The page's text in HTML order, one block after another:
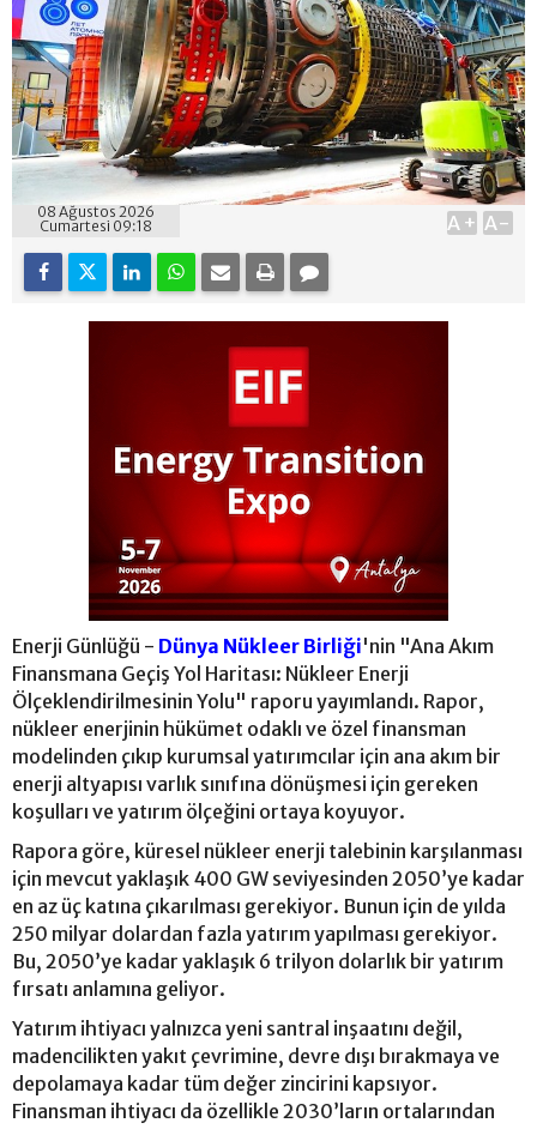
08 Ağustos 2026
Cumartesi 09:18
A+ A-
Enerji Günlüğü - Dünya Nükleer Birliği'nin "Ana Akım
Finansmana Geçiş Yol Haritası: Nükleer Enerji
Ölçeklendirilmesinin Yolu" raporu yayımlandı. Rapor,
nükleer enerjinin hükümet odaklı ve özel finansman
modelinden çıkıp kurumsal yatırımcılar için ana akım bir
enerji altyapısı varlık sınıfına dönüşmesi için gereken
koşulları ve yatırım ölçeğini ortaya koyuyor.
Rapora göre, küresel nükleer enerji talebinin karşılanması
için mevcut yaklaşık 400 GW seviyesinden 2050’ye kadar
en az üç katına çıkarılması gerekiyor. Bunun için de yılda
250 milyar dolardan fazla yatırım yapılması gerekiyor.
Bu, 2050’ye kadar yaklaşık 6 trilyon dolarlık bir yatırım
fırsatı anlamına geliyor.
Yatırım ihtiyacı yalnızca yeni santral inşaatını değil,
madencilikten yakıt çevrimine, devre dışı bırakmaya ve
depolamaya kadar tüm değer zincirini kapsıyor.
Finansman ihtiyacı da özellikle 2030’ların ortalarından